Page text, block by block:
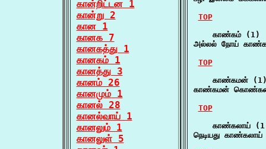
கான்றிட்டன 1
கான்று 2
கான 1
கானக 7
கானகத்து 1
கானகம் 1
கானத்து 3
கானம் 26
கானமும் 1
கானல் 28
கானல்வாய் 1
கானலும் 1
கானலுள் 5
TOP
    காண்கம் (1)
அல்லல் நோய் காண்கம்
TOP
காண்கமன்
காண்கமன்
TOP
காண்கலாய்
நெடியது